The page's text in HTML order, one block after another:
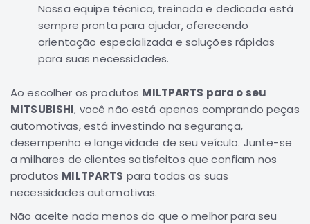
ECLIPSE
CROSS
Peças
Originais
Corola
Honda
Toyota
Hilux
BMW
Nossa equipe técnica, treinada e dedicada está
sempre pronta para ajudar, oferecendo
orientação especializada e soluções rápidas
para suas necessidades.
Ao escolher os produtos MILTPARTS para o seu
MITSUBISHI, você não está apenas comprando peças
automotivas, está investindo na segurança,
desempenho e longevidade de seu veículo. Junte-se
a milhares de clientes satisfeitos que confiam nos
produtos MILTPARTS para todas as suas
necessidades automotivas.
Não aceite nada menos do que o melhor para seu